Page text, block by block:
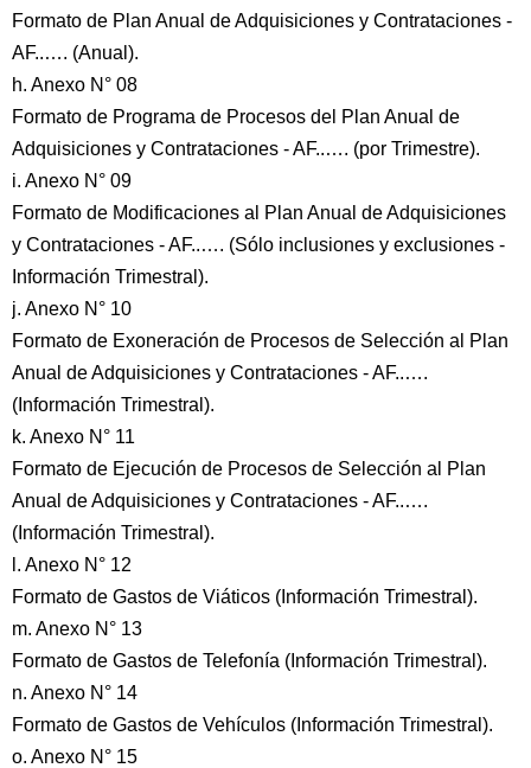
Formato de Plan Anual de Adquisiciones y Contrataciones -
AF..…. (Anual).
h. Anexo N° 08
Formato de Programa de Procesos del Plan Anual de
Adquisiciones y Contrataciones - AF..…. (por Trimestre).
i. Anexo N° 09
Formato de Modificaciones al Plan Anual de Adquisiciones
y Contrataciones - AF..…. (Sólo inclusiones y exclusiones -
Información Trimestral).
j. Anexo N° 10
Formato de Exoneración de Procesos de Selección al Plan
Anual de Adquisiciones y Contrataciones - AF..….
(Información Trimestral).
k. Anexo N° 11
Formato de Ejecución de Procesos de Selección al Plan
Anual de Adquisiciones y Contrataciones - AF..….
(Información Trimestral).
l. Anexo N° 12
Formato de Gastos de Viáticos (Información Trimestral).
m. Anexo N° 13
Formato de Gastos de Telefonía (Información Trimestral).
n. Anexo N° 14
Formato de Gastos de Vehículos (Información Trimestral).
o. Anexo N° 15